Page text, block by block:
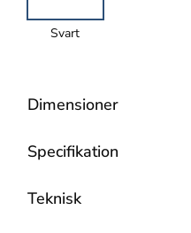
Svart
Dimensioner
Specifikation
Teknisk